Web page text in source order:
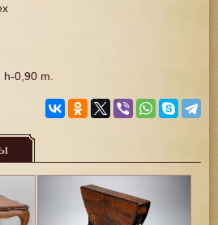
0,90 m.